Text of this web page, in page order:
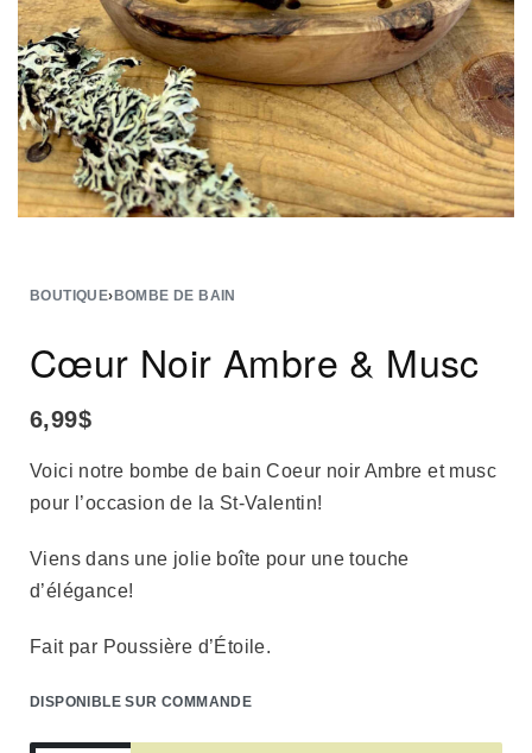
BOUTIQUE›BOMBE DE BAIN
Cœur Noir Ambre & Musc
6,99$
Voici notre bombe de bain Coeur noir Ambre et musc
pour l’occasion de la St-Valentin!
Viens dans une jolie boîte pour une touche
d’élégance!
Fait par Poussière d’Étoile.
DISPONIBLE SUR COMMANDE